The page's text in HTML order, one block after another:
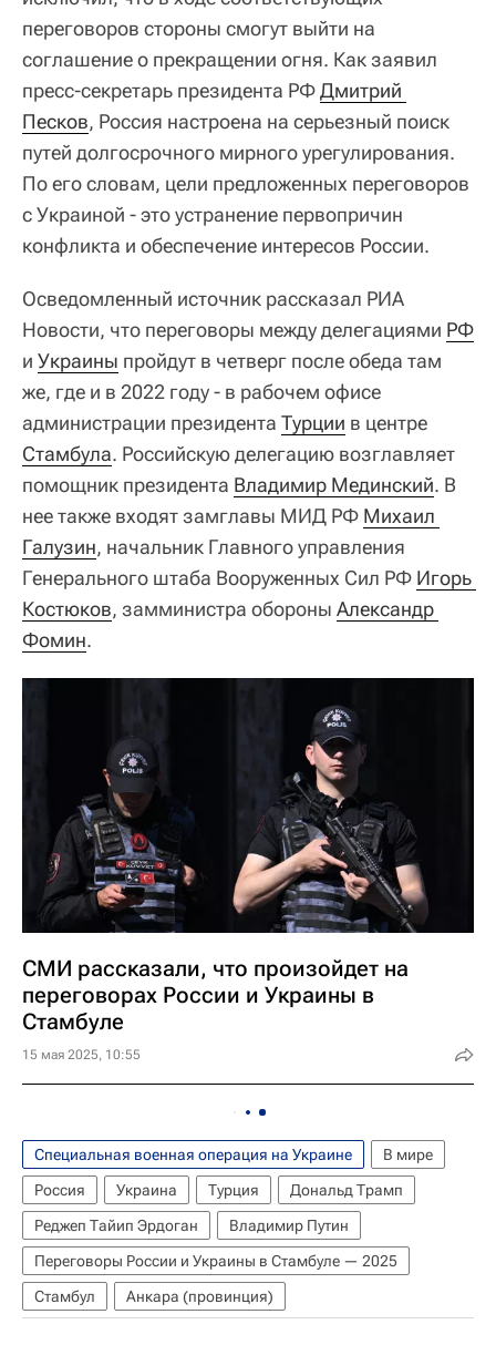
переговоров стороны смогут выйти на
соглашение о прекращении огня. Как заявил
пресс-секретарь президента РФДмитрий
Песков, Россия настроена на серьезный поиск
путей долгосрочного мирного урегулирования.
По его словам, цели предложенных переговоров
с Украиной - это устранение первопричин
конфликта и обеспечение интересов России.
Осведомленный источник рассказал РИА
Новости, что переговоры между делегациями РФ
и Украины пройдут в четверг после обеда там
же, где и в 2022 году - в рабочем офисе
администрации президента Турции в центре
Стамбула. Российскую делегацию возглавляет
помощник президента Владимир Мединский. В
нее также входят замглавы МИД РФ Михаил
Галузин, начальник Главного управления
Генерального штаба Вооруженных Сил РФ Игорь
Костюков, замминистра обороны Александр
Фомин.
СМИ рассказали, что произойдет на
переговорах России и Украины в
Стамбуле
15 мая 2025, 10:55
Специальная военная операция на Украине
В мире
Россия
Украина Турция
Дональд Трамп
Реджеп Тайип Эрдоган
Владимир Путин
Переговоры России и Украины в Стамбуле — 2025
Стамбул
Анкара (провинция)